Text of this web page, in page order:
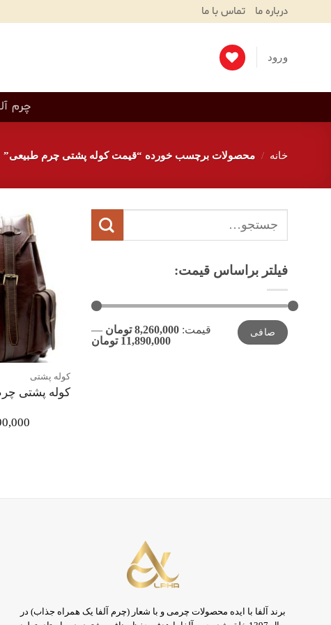
درباره ما تماس با ما
ورود
چرم
خانه / محصولات برچسب خورده “قیمت کوله پشتی چرم طبیعی”
برای:
فیلتر براساس قیمت:
حداقل
قیمت
حداكثر
قيمتصافی قيمت:8,260,000 تومان
—
11,890,000 تومان
کوله پشتی
کوله پشتی
برند آلفا با ایده محصولات چرمی و با شعار (چرم آلفا یک همراه جذاب) در